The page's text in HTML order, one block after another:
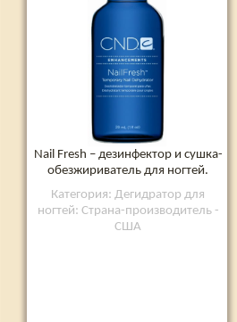
Nail Fresh – дезинфектор и сушка-
обезжириватель для ногтей.
Категория: Дегидратор для
ногтей: Страна-производитель -
США